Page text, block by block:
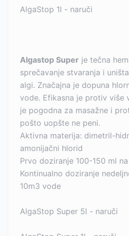
AlgaStop 1l - naruči
Algastop Super je tečna
sprečavanje stvaranja i
algi. Značajna je dopuna
vode. Efikasna je protiv više
je pogodna za masažne i
pošto uopšte ne peni.
Aktivna materija: dimetril-
amonijačni hlorid
Prvo doziranje 100-150 ml
Kontinualno doziranje
10m3 vode
AlgaStop Super 5l - naruči